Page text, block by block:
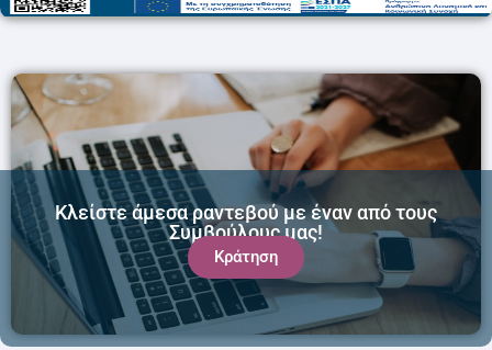
Κράτηση
Κλείστε άμεσα ραντεβού με έναν από τους
Συμβούλους μας!